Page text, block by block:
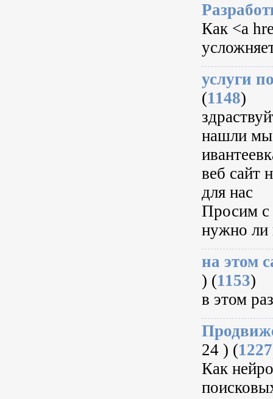
Как <a
услуги
(1148)
нашли мы
веб сайт
для нас
Просим c
нужно ли
на этом
) (1153)
в этом
24 ) (1227
Как